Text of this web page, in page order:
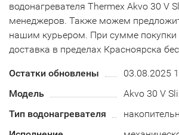
водонагревателя Thermex Akvo 30 V
менеджеров. Также можем
нашим курьером. При сумме покупки
доставка в пределах Красноярска
Остатки обновлены
03.08.2025
Модель
Akvo 30 V
Тип водонагревателя